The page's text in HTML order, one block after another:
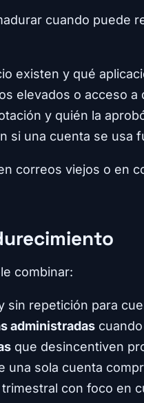
cuando puede
existen y qué
elevados o acceso a
y quién la
si una cuenta se usa
correos viejos o en
combinar:
sin repetición para
administradas
que desincentiven
una sola cuenta
trimestral con foco en